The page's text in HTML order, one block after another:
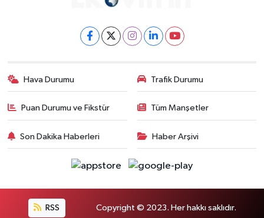
Hava Durumu Trafik Durumu
Puan Durumu ve Fikstür Tüm Manşetler
Son Dakika Haberleri Haber Arşivi
RSS Copyright © 2023. Her hakkı saklıdır.